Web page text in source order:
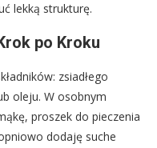
lekką strukturę.
po Kroku
zsiadłego
oleju. W osobnym
proszek do pieczenia
dodaję suche